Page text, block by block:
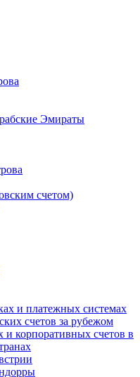
Эмираты
счетом)
и платежных системах
счетов за рубежом
корпоративных счетов в